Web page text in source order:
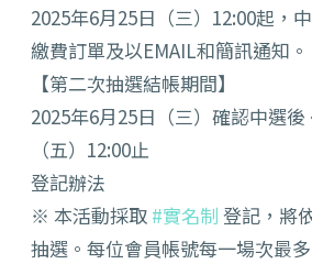
2025年6月25日（三）12:00起，
繳費訂單及以EMAIL和簡訊通知。
【第二次抽選結帳期間】
2025年6月25日（三）確認中選後
（五）12:00止
登記辦法
※ 本活動採取 #實名制 登記，將
抽選。 每位會員帳號每一場次最